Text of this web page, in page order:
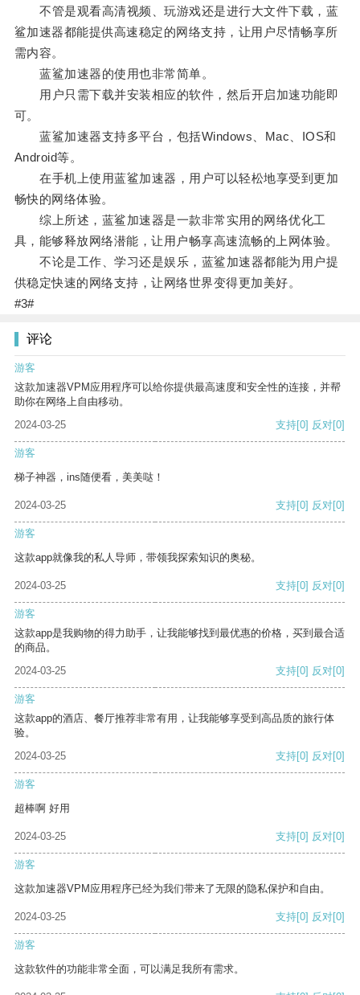
不管是观看高清视频、玩游戏还是进行大文件下载，蓝
鲨加速器都能提供高速稳定的网络支持，让用户尽情畅享所
需内容。
蓝鲨加速器的使用也非常简单。
用户只需下载并安装相应的软件，然后开启加速功能即
可。
蓝鲨加速器支持多平台，包括Windows、Mac、IOS和
Android等。
在手机上使用蓝鲨加速器，用户可以轻松地享受到更加
畅快的网络体验。
综上所述，蓝鲨加速器是一款非常实用的网络优化工
具，能够释放网络潜能，让用户畅享高速流畅的上网体验。
不论是工作、学习还是娱乐，蓝鲨加速器都能为用户提
供稳定快速的网络支持，让网络世界变得更加美好。
#3#
评论
游客
这款加速器VPM应用程序可以给你提供最高速度和安全性的连接，并帮
助你在网络上自由移动。
2024-03-25
支持[0] 反对[0]
游客
梯子神器，ins随便看，美美哒！
2024-03-25 支持[0] 反对[0]
游客
这款app就像我的私人导师，带领我探索知识的奥秘。
2024-03-25 支持[0] 反对[0]
游客
这款app是我购物的得力助手，让我能够找到最优惠的价格，买到最合适
的商品。
2024-03-25
支持[0] 反对[0]
游客
这款app的酒店、餐厅推荐非常有用，让我能够享受到高品质的旅行体
验。
2024-03-25
支持[0] 反对[0]
游客
超棒啊 好用
2024-03-25 支持[0] 反对[0]
游客
这款加速器VPM应用程序已经为我们带来了无限的隐私保护和自由。
2024-03-25 支持[0] 反对[0]
游客
这款软件的功能非常全面，可以满足我所有需求。